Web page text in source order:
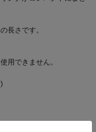
長さです。
用できません。